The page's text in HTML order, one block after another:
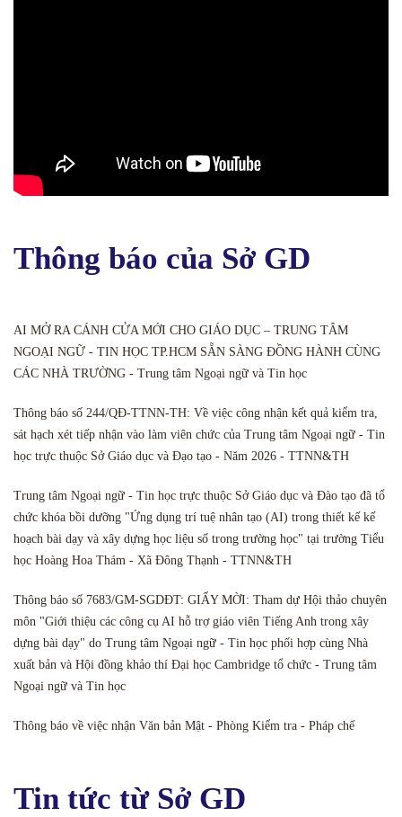
Thông báo của Sở GD
AI MỞ RA CÁNH CỬA MỚI CHO GIÁO DỤC – TRUNG TÂM
NGOẠI NGỮ - TIN HỌC TP.HCM SẴN SÀNG ĐỒNG HÀNH CÙNG
CÁC NHÀ TRƯỜNG - Trung tâm Ngoại ngữ và Tin học
Thông báo số 244/QĐ-TTNN-TH: Về việc công nhận kết quả kiểm tra,
sát hạch xét tiếp nhận vào làm viên chức của Trung tâm Ngoại ngữ - Tin
học trực thuộc Sở Giáo dục và Đạo tạo - Năm 2026 - TTNN&TH
Trung tâm Ngoại ngữ - Tin học trực thuộc Sở Giáo dục và Đào tạo đã tổ
chức khóa bồi dưỡng "Ứng dụng trí tuệ nhân tạo (AI) trong thiết kế kế
hoạch bài dạy và xây dựng học liệu số trong trường học" tại trường Tiểu
học Hoàng Hoa Thám - Xã Đông Thạnh - TTNN&TH
Thông báo số 7683/GM-SGDĐT: GIẤY MỜI: Tham dự Hội thảo chuyên
môn "Giới thiệu các công cụ AI hỗ trợ giáo viên Tiếng Anh trong xây
dựng bài dạy" do Trung tâm Ngoại ngữ - Tin học phối hợp cùng Nhà
xuất bản và Hội đồng khảo thí Đại học Cambridge tổ chức - Trung tâm
Ngoại ngữ và Tin học
Thông báo về việc nhận Văn bản Mật - Phòng Kiểm tra - Pháp chế
Tin tức từ Sở GD